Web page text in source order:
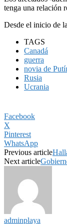
tenga una relación
Desde el inicio de
TAGS
Canadá
guerra
novia de
Rusia
Ucrania
Facebook
X
Pinterest
WhatsApp
Previous article
Next article
adminplaya